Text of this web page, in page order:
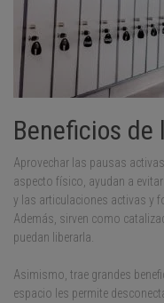
Beneficios
Aprovechar las pausas
aspecto físico, ayudan a
y las articulaciones activas y
Además, sirven como
puedan liberarla.
Asimismo, trae grandes
espacio les permite